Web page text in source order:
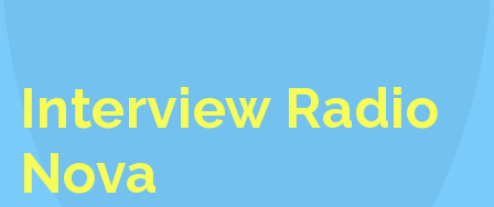
Interview Radio
Nova